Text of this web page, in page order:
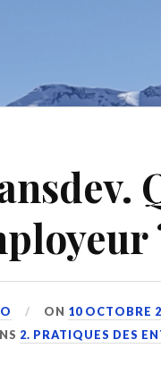
ON 10 OCTOBRE
2. PRATIQUES DES